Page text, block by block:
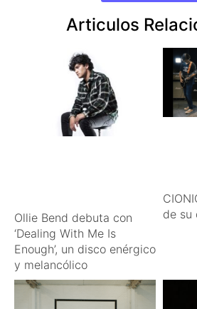
Articulos
Ollie Bend debuta con
‘Dealing With Me Is
Enough’, un disco enérgico
y melancólico
de su